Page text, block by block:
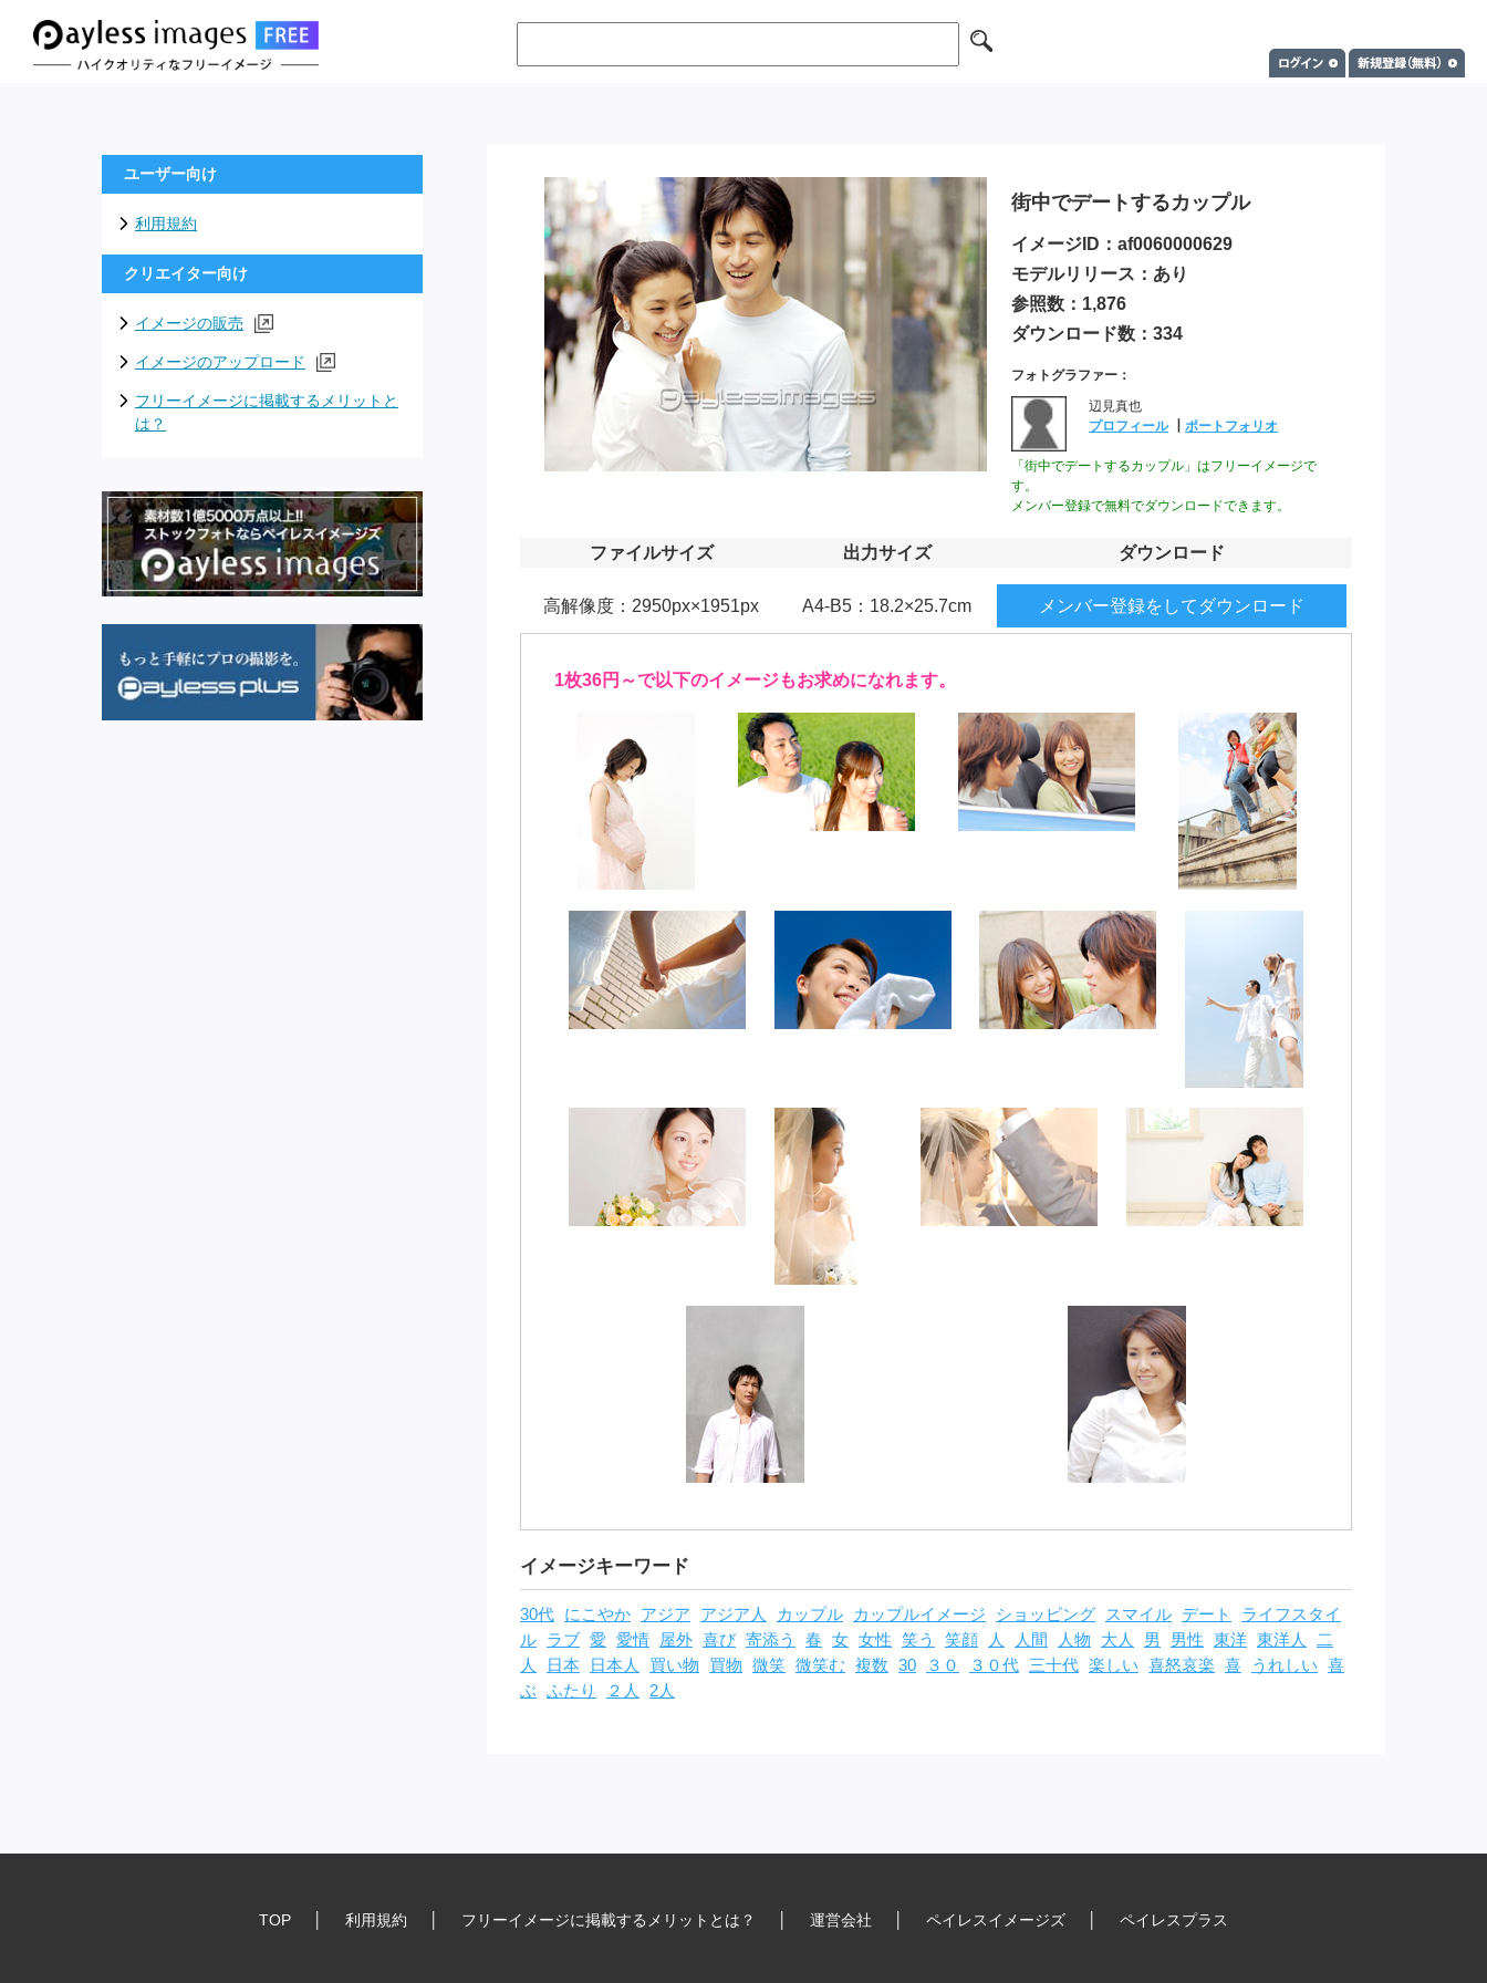
街中でデートするカップル
イメージID：af0060000629
モデルリリース：あり
参照数：1,876
ダウンロード数：334
フォトグラファー：
辺見真也
プロフィール┃ポートフォリオ
「街中でデートするカップル」はフリーイメージで
す。
メンバー登録で無料でダウンロードできます。
ファイルサイズ 出力サイズ ダウンロード
高解像度：2950px×1951px A4-B5：18.2×25.7cm メンバー登録をしてダウンロード
1枚36円～で以下のイメージもお求めになれます。
イメージキーワード
30代 にこやか アジア アジア人 カップル カップルイメージ ショッピング スマイル デート
ライフスタイ
ル
ラブ 愛 愛情 屋外 喜び 寄添う 春 女 女性 笑う 笑顔 人 人間 人物 大人 男 男性 東洋 東洋人
二
人
日本 日本人 買い物 買物 微笑 微笑む 複数 30 ３０ ３０代 三十代 楽しい 喜怒哀楽 喜 うれしい
喜
ぶ
ふたり ２人 2人
ユーザー向け
利用規約
クリエイター向け
イメージの販売
イメージのアップロード
フリーイメージに掲載するメリットと
は？
TOP 利用規約 フリーイメージに掲載するメリットとは？ 運営会社 ペイレスイメージズ ペイレスプラス